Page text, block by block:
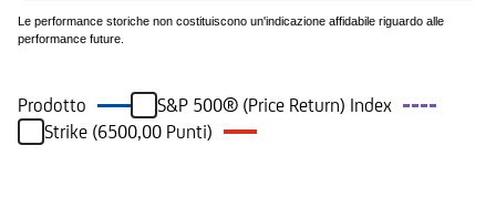
Le performance storiche non costituiscono un'indicazione affidabile riguardo alle
performance future.
Prodotto
S&P 500® (Price Return) Index
Strike (6500,00 Punti)